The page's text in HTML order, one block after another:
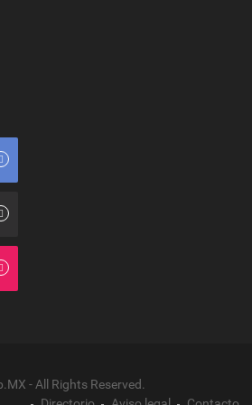
- All Rights Reserved.